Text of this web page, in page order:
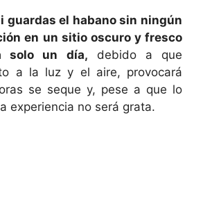
guardas el habano sin ningún
en un sitio oscuro y fresco
solo un día, debido a que
a la luz y el aire, provocará
se seque y, pese a que lo
experiencia no será grata.